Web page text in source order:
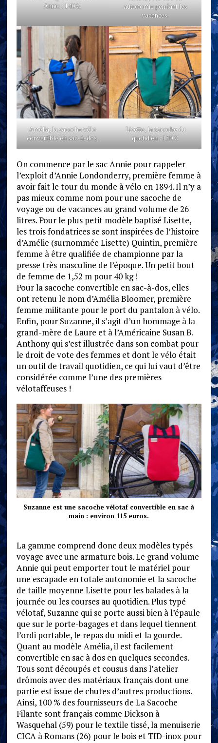
Annie : 140 €.
autonomie pendant les
vacances.
Amélia, la sacoche vélo
convertible en sac-à-dos.
Lisette, la sacoche du
quotidien : 130 €.
On commence par le sac Annie pour rappeler
l’exploit d’Annie Londonderry, première femme à
avoir fait le tour du monde à vélo en 1894. Il n’y a
pas mieux comme nom pour une sacoche de
voyage ou de vacances au grand volume de 26
litres. Pour le plus petit modèle baptisé Lisette,
les trois fondatrices se sont inspirées de l’histoire
d’Amélie (surnommée Lisette) Quintin, première
femme à être qualifiée de championne par la
presse très masculine de l’époque. Un petit bout
de femme de 1,52 m pour 40 kg !
Pour la sacoche convertible en sac-à-dos, elles
ont retenu le nom d’Amélia Bloomer, première
femme militante pour le port du pantalon à vélo.
Enfin, pour Suzanne, il s’agit d’un hommage à la
grand-mère de Laure et à l’Américaine Susan B.
Anthony qui s’est illustrée dans son combat pour
le droit de vote des femmes et dont le vélo était
un outil de travail quotidien, ce qui lui vaut d’être
considérée comme l’une des premières
vélotaffeuses !
Suzanne est une sacoche vélotaf convertible en sac à
main : environ 115 euros.
La gamme comprend donc deux modèles typés
voyage avec une armature bois. Le grand volume
Annie qui peut emporter tout le matériel pour
une escapade en totale autonomie et la sacoche
de taille moyenne Lisette pour les balades à la
journée ou les courses au quotidien. Plus typé
vélotaf, Suzanne qui se porte aussi bien à l’épaule
que sur le porte-bagages et dans lequel tiennent
l’ordi portable, le repas du midi et la gourde.
Quant au modèle Amélia, il est facilement
convertible en sac à dos en quelques secondes.
Tous sont découpés et cousus dans l’atelier
drômois avec des matériaux français dont une
partie est issue de chutes d’autres productions.
Ainsi, 100 % des fournisseurs de La Sacoche
Filante sont français comme Dickson à
Wasquehal (59) pour le textile tissé, la menuiserie
CICA à Romans (26) pour le bois et TID-inox pour